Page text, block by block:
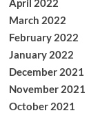
April 2022
March 2022
February 2022
January 2022
December 2021
November 2021
October 2021